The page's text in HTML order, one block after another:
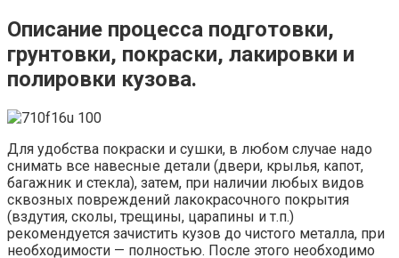
Описание процесса подготовки,
грунтовки, покраски, лакировки и
полировки кузова.
Для удобства покраски и сушки, в любом случае надо
снимать все навесные детали (двери, крылья, капот,
багажник и стекла), затем, при наличии любых видов
сквозных повреждений лакокрасочного покрытия
(вздутия, сколы, трещины, царапины и т.п.)
рекомендуется зачистить кузов до чистого металла, при
необходимости — полностью. После этого необходимо